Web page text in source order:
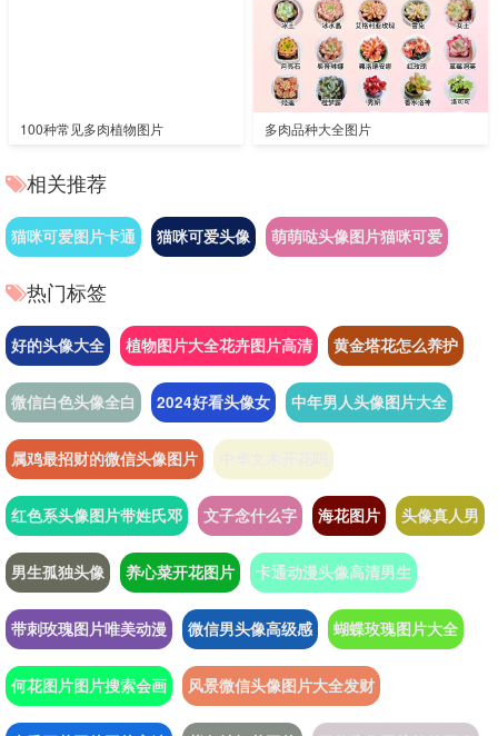
100种常见多肉植物图片 多肉品种大全图片
相关推荐
猫咪可爱图片卡通 猫咪可爱头像 萌萌哒头像图片猫咪可爱
热门标签
好的头像大全 植物图片大全花卉图片高清 黄金塔花怎么养护
微信白色头像全白 2024好看头像女 中年男人头像图片大全
属鸡最招财的微信头像图片
红色系头像图片带姓氏邓 文子念什么字 海花图片 头像真人男
男生孤独头像 养心菜开花图片 卡通动漫头像高清男生
带刺玫瑰图片唯美动漫 微信男头像高级感 蝴蝶玫瑰图片大全
何花图片图片搜索会画 风景微信头像图片大全发财